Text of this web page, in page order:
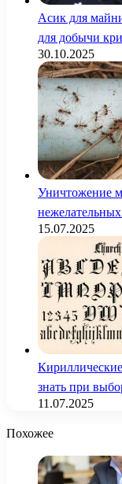
Асик для
для добычи
30.10.2025
Уничтожение
15.07.2025
знать при
11.07.2025
Похожее